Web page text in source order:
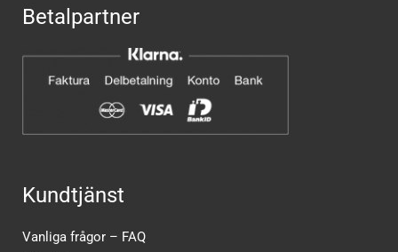
Betalpartner
Kundtjänst
Vanliga frågor – FAQ